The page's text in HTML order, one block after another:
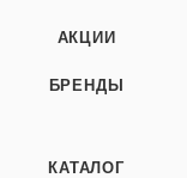
АКЦИИ
БРЕНДЫ
КАТАЛОГ